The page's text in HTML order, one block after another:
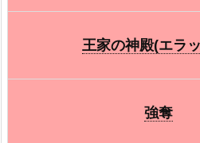
王家の神殿(エラ
強奪